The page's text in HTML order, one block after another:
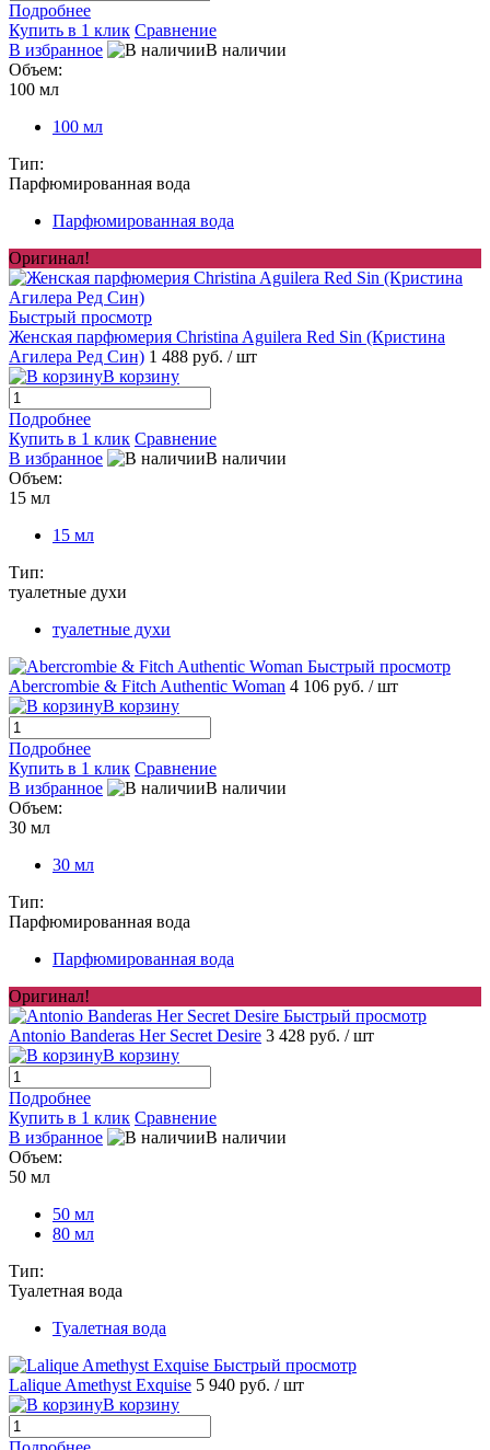
Подробнее
Купить в 1 клик Сравнение
В избранное
В наличии
Объем:
100 мл
100 мл
Тип:
Парфюмированная вода
Парфюмированная вода
Оригинал!
Быстрый просмотр
Женская парфюмерия Christina Aguilera Red Sin (Кристина
Агилера Ред Син) 1 488 руб. / шт
В корзину
Подробнее
Купить в 1 клик Сравнение
В избранное
В наличии
Объем:
15 мл
15 мл
Тип:
туалетные духи
туалетные духи
Быстрый просмотр
Abercrombie & Fitch Authentic Woman 4 106 руб. / шт
В корзину
Подробнее
Купить в 1 клик Сравнение
В избранное
В наличии
Объем:
30 мл
30 мл
Тип:
Парфюмированная вода
Парфюмированная вода
Оригинал!
Быстрый просмотр
Antonio Banderas Her Secret Desire 3 428 руб. / шт
В корзину
Подробнее
Купить в 1 клик Сравнение
В избранное
В наличии
Объем:
50 мл
50 мл
80 мл
Тип:
Туалетная вода
Туалетная вода
Быстрый просмотр
Lalique Amethyst Exquise 5 940 руб. / шт
В корзину